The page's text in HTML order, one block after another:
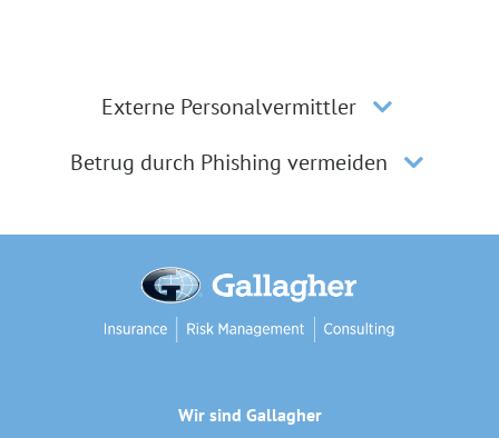
Externe Personalvermittler
Betrug durch Phishing vermeiden
Wir sind Gallagher